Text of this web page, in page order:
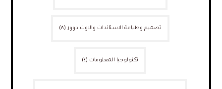
تصميم وطباعة الاستاندات والاوت دوور (٨)
تكنولوجيا المعلومات (٤)